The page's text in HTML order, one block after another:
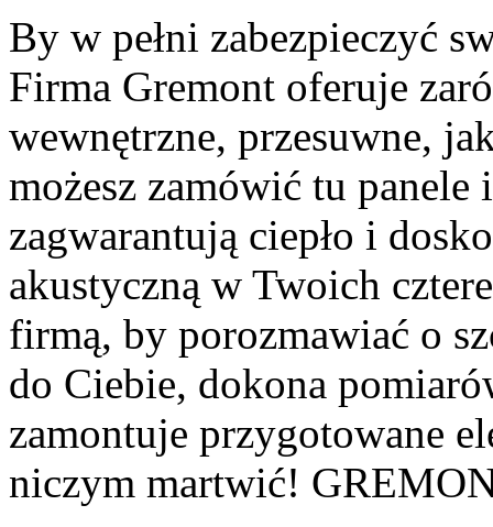
By w pełni zabezpieczyć
Firma Gremont oferuje
wewnętrzne, przesuwne,
możesz zamówić tu panele
zagwarantują ciepło i
akustyczną w Twoich
firmą, by porozmawiać o
do Ciebie, dokona
zamontuje przygotowane
niczym martwić!